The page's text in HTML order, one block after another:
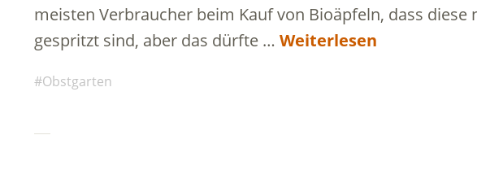
meisten Verbraucher beim Kauf von Bioäpfeln, dass diese
gespritzt sind, aber das dürfte … Weiterlesen
Obstgarten